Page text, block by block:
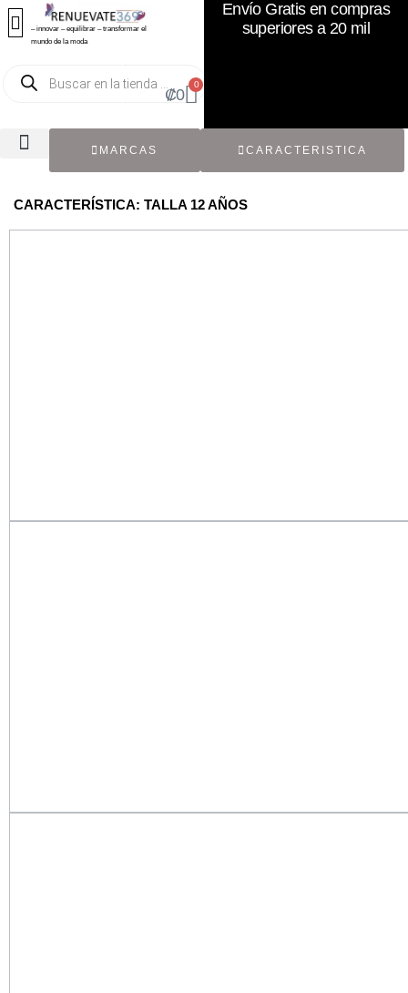
– innovar – equilibrar – transformar el
mundo de la moda
₡0
0
Envío Gratis en compras
superiores a 20 mil
MARCAS CARACTERISTICA
CARACTERÍSTICA: TALLA 12 AÑOS